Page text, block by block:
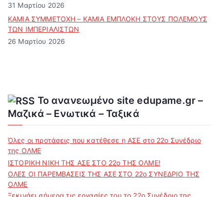
31 Μαρτίου 2026
ΚΑΜΙΑ ΣΥΜΜΕΤΟΧΗ – ΚΑΜΙΑ ΕΜΠΛΟΚΗ ΣΤΟΥΣ ΠΟΛΕΜΟΥΣ
ΤΩΝ ΙΜΠΕΡΙΑΛΙΣΤΩΝ
26 Μαρτίου 2026
Το ανανεωμένο site edupame.gr –
Μαζικά – Ενωτικά – Ταξικά
Όλες οι προτάσεις που κατέθεσε η ΑΣΕ στο 22ο Συνέδριο
της ΟΛΜΕ
ΙΣΤΟΡΙΚΗ ΝΙΚΗ ΤΗΣ ΑΣΕ ΣΤΟ 22ο ΤΗΣ ΟΛΜΕ!
ΟΛΕΣ ΟΙ ΠΑΡΕΜΒΑΣΕΙΣ ΤΗΣ ΑΣΕ ΣΤΟ 22ο ΣΥΝΕΔΡΙΟ ΤΗΣ
ΟΛΜΕ